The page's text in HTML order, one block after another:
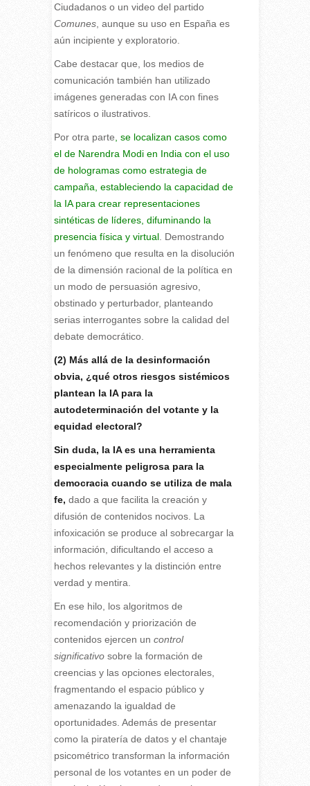
Ciudadanos o un video del partido
Comunes, aunque su uso en España es
aún incipiente y exploratorio.
Cabe destacar que, los medios de
comunicación también han utilizado
imágenes generadas con IA con fines
satíricos o ilustrativos.
Por otra parte , se localizan casos como
el de Narendra Modi en India con el uso
de hologramas como estrategia de
campaña, estableciendo la capacidad de
la IA para crear representaciones
sintéticas de líderes, difuminando la
presencia física y virtual. Demostrando
un fenómeno que resulta en la disolución
de la dimensión racional de la política en
un modo de persuasión agresivo,
obstinado y perturbador, planteando
serias interrogantes sobre la calidad del
debate democrático.
(2) Más allá de la desinformación
obvia, ¿qué otros riesgos sistémicos
plantean la IA para la
autodeterminación del votante y la
equidad electoral?
Sin duda, la IA es una herramienta
especialmente peligrosa para la
democracia cuando se utiliza de mala
fe, dado a que facilita la creación y
difusión de contenidos nocivos. La
infoxicación se produce al sobrecargar la
información, dificultando el acceso a
hechos relevantes y la distinción entre
verdad y mentira.
En ese hilo, los algoritmos de
recomendación y priorización de
contenidos ejercen un control
significativosobre la formación de
creencias y las opciones electorales,
fragmentando el espacio público y
amenazando la igualdad de
oportunidades. Además de presentar
como la piratería de datos y el chantaje
psicométrico transforman la información
personal de los votantes en un poder de